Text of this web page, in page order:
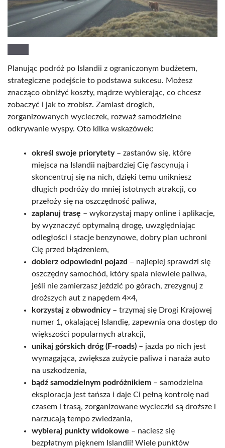
Planując podróż po Islandii z ograniczonym budżetem,
strategiczne podejście to podstawa sukcesu. Możesz
znacząco obniżyć koszty, mądrze wybierając, co chcesz
zobaczyć i jak to zrobisz. Zamiast drogich,
zorganizowanych wycieczek, rozważ samodzielne
odkrywanie wyspy. Oto kilka wskazówek:
określ swoje priorytety– zastanów się, które
miejsca na Islandii najbardziej Cię fascynują i
skoncentruj się na nich, dzięki temu unikniesz
długich podróży do mniej istotnych atrakcji, co
przełoży się na oszczędność paliwa,
zaplanuj trasę – wykorzystaj mapy online i aplikacje,
by wyznaczyć optymalną drogę, uwzględniając
odległości i stacje benzynowe, dobry plan uchroni
Cię przed błądzeniem,
dobierz odpowiedni pojazd – najlepiej sprawdzi się
oszczędny samochód, który spala niewiele paliwa,
jeśli nie zamierzasz jeździć po górach, zrezygnuj z
droższych aut z napędem 4×4,
korzystaj z obwodnicy– trzymaj się Drogi Krajowej
numer 1, okalającej Islandię, zapewnia ona dostęp do
większości popularnych atrakcji,
unikaj górskich dróg (F-roads) – jazda po nich jest
wymagająca, zwiększa zużycie paliwa i naraża auto
na uszkodzenia,
bądź samodzielnym podróżnikiem – samodzielna
eksploracja jest tańsza i daje Ci pełną kontrolę nad
czasem i trasą, zorganizowane wycieczki są droższe i
narzucają tempo zwiedzania,
wybieraj punkty widokowe – naciesz się
bezpłatnym pięknem Islandii! Wiele punktów